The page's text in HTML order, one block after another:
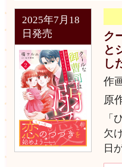
2025年7月18
日発売
ク
と
し
作
原
「
欠
日